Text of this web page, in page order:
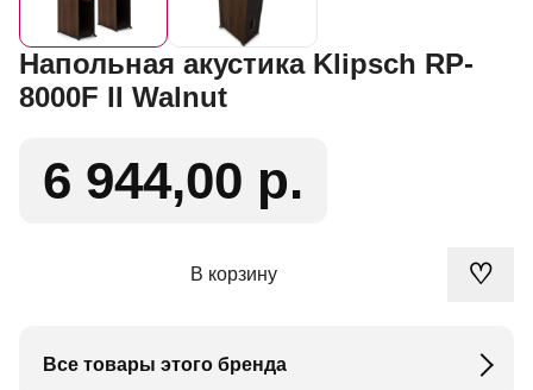
Напольная акустика Klipsch RP-
8000F II Walnut
6 944,00 р.
В корзину ♡
Все товары этого бренда